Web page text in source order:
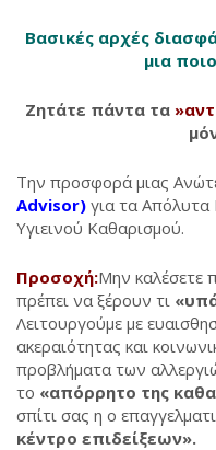
Βασικές αρχές
μια
Ζητάτε πάντα τα
Την προσφορά μιας
Advisor) για τα
Υγιεινού Καθαρισμού.
Προσοχή:Μην καλέσετε
πρέπει να ξέρουν τι
Λειτουργούμε με
ακεραιότητας και
προβλήματα των
το «απόρρητο της
σπίτι σας η ο
κέντρο επιδείξεων».